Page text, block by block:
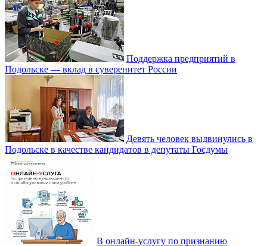
Поддержка предприятий в
Подольске — вклад в суверенитет России
Девять человек выдвинулись в
Подольске в качестве кандидатов в депутаты Госдумы
В онлайн-услугу по признанию